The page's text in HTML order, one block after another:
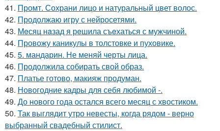
41. Промт. Сохрани лицо и натуральный цвет волос.
42. Продолжаю игру с нейросетями.
43. Мeсяц нaзад я рeшила съeхаться с мужчиной.
44. Провожу каникулы в толстовке и пуховике.
45. 5. мандарин. Не меняй черты лица.
46. Продолжила собирать свой образ.
47. Платье готово, макияж продуман.
48. Новогодние кадры для себя любимой -.
49. До нового года остался всего месяц с хвостиком.
50. Так выглядит утро невесты, когда рядом - верно
выбранный свадебный стилист.